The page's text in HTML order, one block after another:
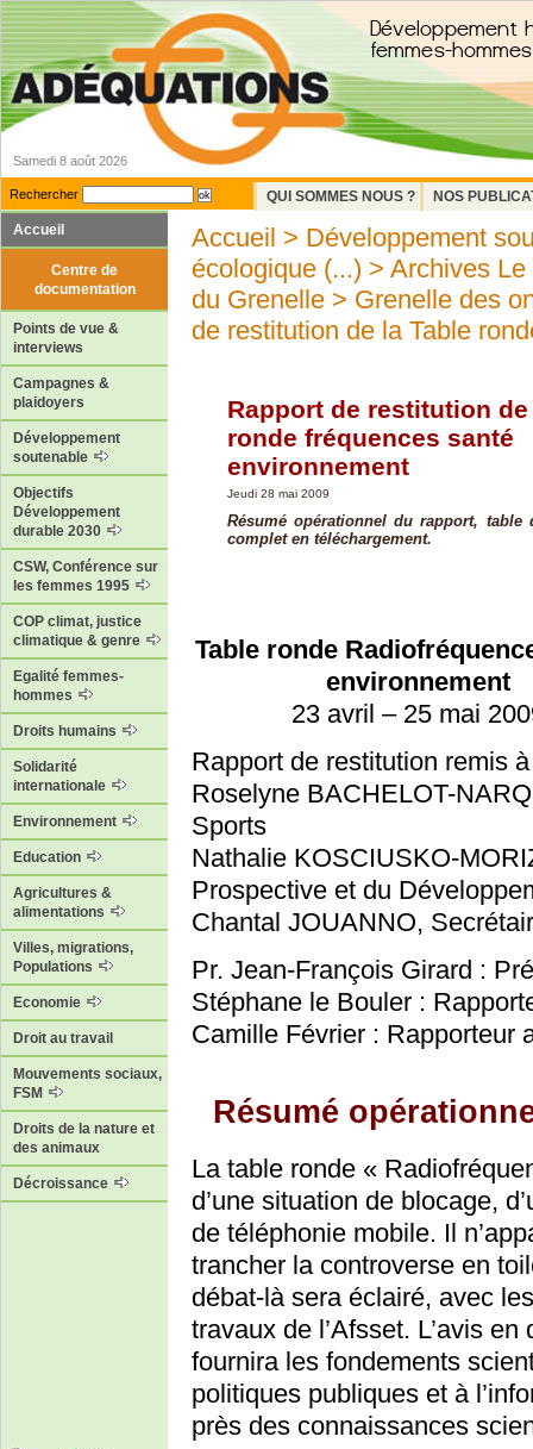
Samedi 8 août 2026
Rechercher QUI SOMMES NOUS ?
NOS
Accueil
Centre de
documentation
Points de vue &
interviews
Campagnes &
plaidoyers
Développement
soutenable
Objectifs
Développement
durable 2030
CSW, Conférence sur
les femmes 1995
COP climat, justice
climatique & genre
Egalité femmes-
hommes
Droits humains
Solidarité
internationale
Environnement
Education
Agricultures &
alimentations
Villes, migrations,
Populations
Economie
Droit au travail
Mouvements sociaux,
FSM
Droits de la nature et
des animaux
Décroissance
Accueil > Développement
écologique (...) > Archives Le
du Grenelle > Grenelle des
de restitution de la Table
Rapport de restitution de
ronde fréquences santé
environnement
Jeudi 28 mai 2009
Résumé opérationnel du rapport, table
complet en téléchargement.
Table ronde
environnement
23 avril – 25 mai
Rapport de restitution remis à
Roselyne BACHELOT-
Sports
Nathalie KOSCIUSKO-
Prospective et du
Chantal JOUANNO,
Pr. Jean-François Girard :
Stéphane le Bouler :
Camille Février : Rapporteur
Résumé
La table ronde «
d’une situation de blocage,
de téléphonie mobile. Il
trancher la controverse en
débat-là sera éclairé, avec
travaux de l’Afsset. L’avis
fournira les fondements
politiques publiques et à
près des connaissances